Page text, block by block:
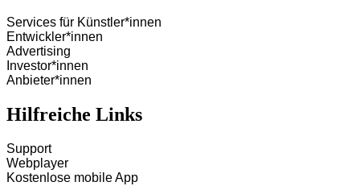
Services für Künstler*innen
Entwickler*innen
Advertising
Investor*innen
Anbieter*innen
Hilfreiche Links
Support
Webplayer
Kostenlose mobile App